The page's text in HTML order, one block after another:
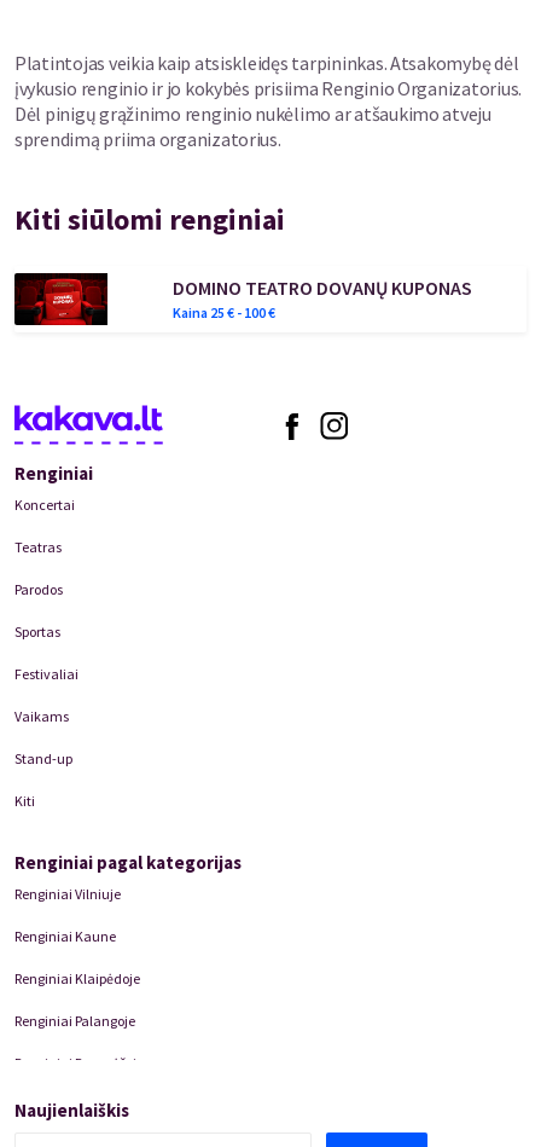
Platintojas veikia kaip atsiskleidęs tarpininkas. Atsakomybę dėl
įvykusio renginio ir jo kokybės prisiima Renginio Organizatorius.
Dėl pinigų grąžinimo renginio nukėlimo ar atšaukimo atveju
sprendimą priima organizatorius.
Kiti siūlomi renginiai
DOMINO TEATRO DOVANŲ KUPONAS
Kaina 25 € - 100€
Renginiai
Koncertai
Teatras
Parodos
Sportas
Festivaliai
Vaikams
Stand-up
Kiti
Renginiai pagal kategorijas
Renginiai Vilniuje
Renginiai Kaune
Renginiai Klaipėdoje
Renginiai Palangoje
Renginiai Panevėžyje
Domino Teatro Spektakliai
Naujienlaiškis